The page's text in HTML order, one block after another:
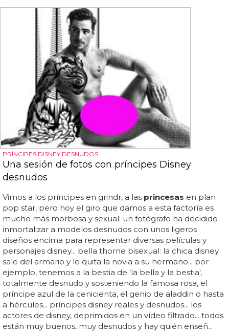
PRÍNCIPES DISNEY DESNUDOS
Una sesión de fotos con príncipes Disney
desnudos
Vimos a los príncipes en grindr, a las princesas en plan
pop star, pero hoy el giro que damos a esta factoría es
mucho más morbosa y sexual: un fotógrafo ha decidido
inmortalizar a modelos desnudos con unos ligeros
diseños encima para representar diversas películas y
personajes disney... bella thorne bisexual: la chica disney
sale del armario y le quita la novia a su hermano... por
ejemplo, tenemos a la bestia de 'la bella y la bestia',
totalmente desnudo y sosteniendo la famosa rosa, el
príncipe azul de la cenicienta, el genio de aladdin o hasta
a hércules... príncipes disney reales y desnudos... los
actores de disney, deprimidos en un vídeo filtrado... todos
están muy buenos, muy desnudos y hay quién enseñ...